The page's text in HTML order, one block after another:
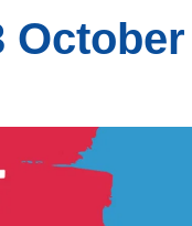
October